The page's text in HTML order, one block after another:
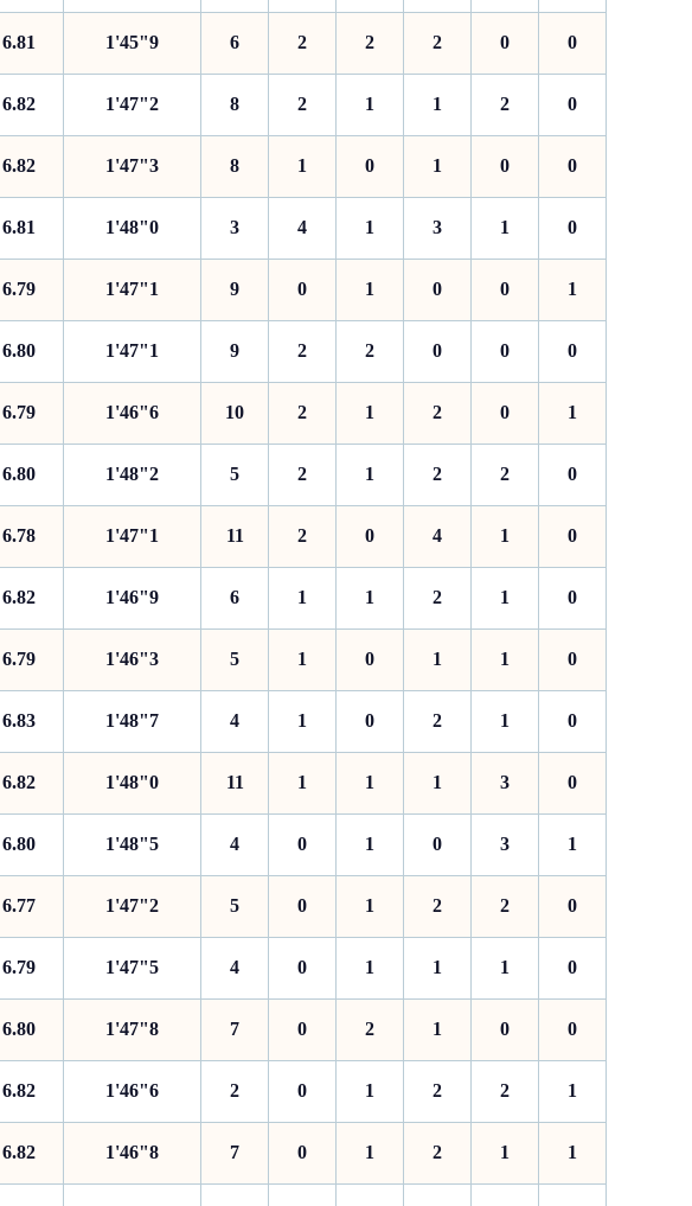
6.81 1'45"9 6 2 2 2 0 0
6.82 1'47"2 8 2 1 1 2 0
6.82 1'47"3 8 1 0 1 0 0
6.81 1'48"0 3 4 1 3 1 0
6.79 1'47"1 9 0 1 0 0 1
6.80 1'47"1 9 2 2 0 0 0
6.79 1'46"6 10 2 1 2 0 1
6.80 1'48"2 5 2 1 2 2 0
6.78 1'47"1 11 2 0 4 1 0
6.82 1'46"9 6 1 1 2 1 0
6.79 1'46"3 5 1 0 1 1 0
6.83 1'48"7 4 1 0 2 1 0
6.82 1'48"0 11 1 1 1 3 0
6.80 1'48"5 4 0 1 0 3 1
6.77 1'47"2 5 0 1 2 2 0
6.79 1'47"5 4 0 1 1 1 0
6.80 1'47"8 7 0 2 1 0 0
6.82 1'46"6 2 0 1 2 2 1
6.82 1'46"8 7 0 1 2 1 1